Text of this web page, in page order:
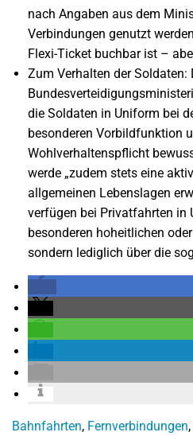
nach Angaben aus dem
Verbindungen genutzt
Flexi-Ticket buchbar ist –
Zum Verhalten der Soldaten:
die Soldaten in Uniform bei
besonderen Vorbildfunktion
Wohlverhaltenspflicht
werde „zudem stets eine
allgemeinen Lebenslagen
verfügen bei Privatfahrten in
besonderen hoheitlichen
sondern lediglich über die
Bahnfahrten, Fernverbindungen,